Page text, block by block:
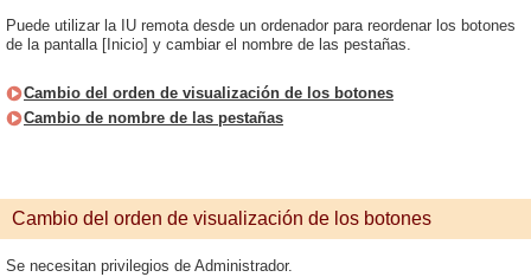
Puede utilizar la IU remota desde un ordenador para reordenar los botones
de la pantalla [Inicio] y cambiar el nombre de las pestañas.
Cambio del orden de visualización de los botones
Cambio de nombre de las pestañas
Cambio del orden de visualización de los botones
Se necesitan privilegios de Administrador.